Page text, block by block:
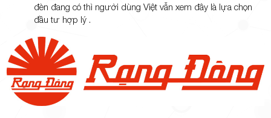
đèn đang có thì người dùng Việt vẫn xem đây là lựa chọn
đầu tư hợp lý .